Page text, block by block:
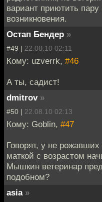
вариант приютить
возникновения.
Остап Бендер »
#49 | 22.08.10 02:11
Кому: uzverrk, #46
А ты, садист!
dmitrov »
#50 | 22.08.10 02:13
Кому: Goblin, #47
Говорят, у не
маткой с возрастом
Мышкин ветеринар
подобном?
asia »